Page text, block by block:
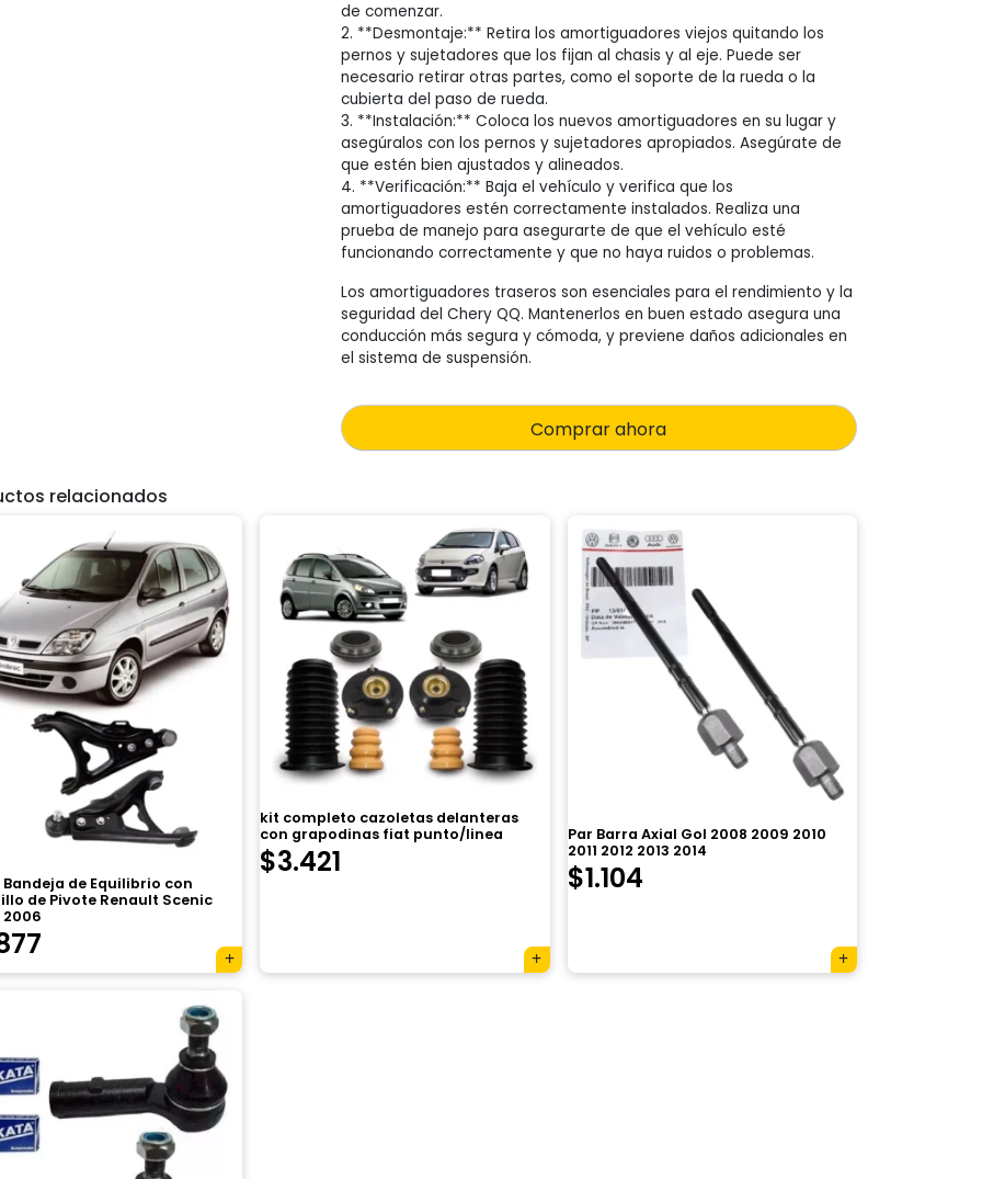
de comenzar.
2. **Desmontaje:** Retira los amortiguadores viejos quitando los
pernos y sujetadores que los fijan al chasis y al eje. Puede ser
necesario retirar otras partes, como el soporte de la rueda o la
cubierta del paso de rueda.
3. **Instalación:** Coloca los nuevos amortiguadores en su lugar y
asegúralos con los pernos y sujetadores apropiados. Asegúrate de
que estén bien ajustados y alineados.
4. **Verificación:** Baja el vehículo y verifica que los
amortiguadores estén correctamente instalados. Realiza una
prueba de manejo para asegurarte de que el vehículo esté
funcionando correctamente y que no haya ruidos o problemas.
Los amortiguadores traseros son esenciales para el rendimiento y la
seguridad del Chery QQ. Mantenerlos en buen estado asegura una
conducción más segura y cómoda, y previene daños adicionales en
el sistema de suspensión.
Comprar ahora
relacionados
Bandeja de Equilibrio con
de Pivote Renault Scenic
2006
kit completo cazoletas delanteras
con grapodinas fiat punto/linea
$3.421
Par Barra Axial Gol 2008 2009 2010
2011 2012 2013 2014
$1.104